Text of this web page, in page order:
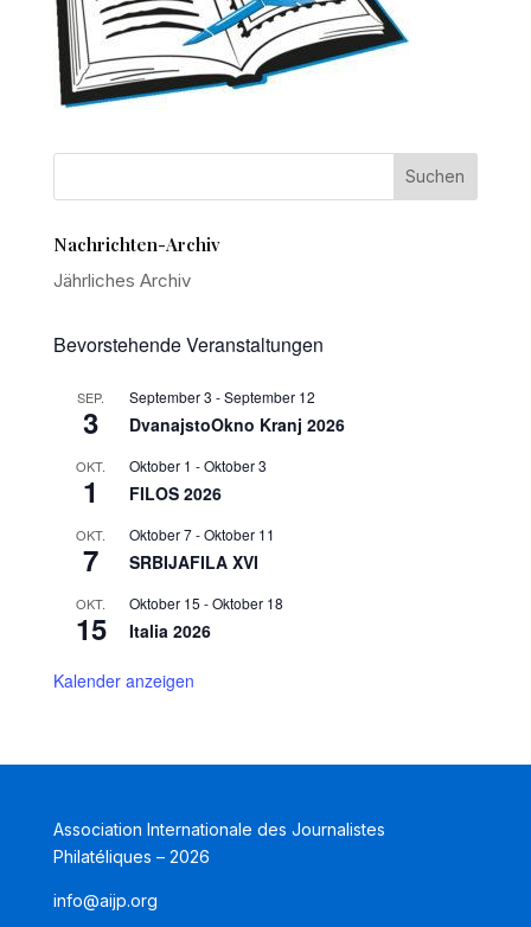
Nachrichten-Archiv
Jährliches Archiv
Bevorstehende Veranstaltungen
SEP.
3
September 3 -September 12
DvanajstoOkno Kranj 2026
OKT.
1
Oktober 1 -Oktober 3
FILOS 2026
OKT.
7
Oktober 7-Oktober 11
SRBIJAFILA XVI
OKT.
15
Oktober 15 -Oktober 18
Italia 2026
Kalender anzeigen
Association Internationale des Journalistes
Philatéliques – 2026
info@aijp.org